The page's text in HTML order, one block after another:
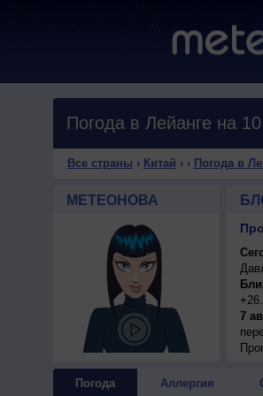
Погода в Лейанге на
Все страны › Китай › › Погода в
МЕТЕОНОВА
7
Погода Аллергия